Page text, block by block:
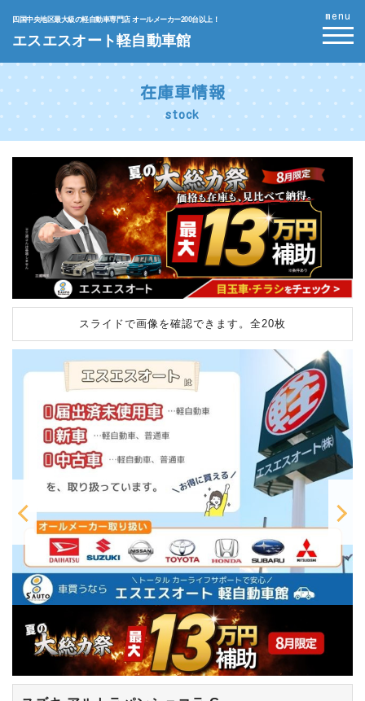
四国中央地区最大級の軽自動車専門店 オールメーカー200台以上！
エスエスオート軽自動車館
menu
在庫車情報
stock
スライドで画像を確認できます。 全20枚